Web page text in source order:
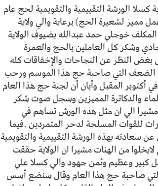
كسلا الورشة التقييمية والتقويمية لحج عام
مميز لشعيرة الحج) برعاية والي ولاية
خوجلي حمد عبدالله بضيوف الولاية
وشكر كل العاملين بالحج والعمرة
النظر عن النجاحات والإخفاقات كله
الضعف التي صاحبة حج هذا الموسم ورحب
أكتوبر المقبل وأبان أن لجنة حج هذا العام
والدكاترة المميزين وسجل صوت شكر
وجميل .مشيرا الي ان مثل هذه الورش تساهم في
للقوات المسلحة لدحر المتمردين .فيما
سعادته بهذه الورشة التقييمية والتقويمية
من الهنات مشيرا ان الولاية حققت
كبير وعظيم وثمن جهود والي كسلا علي
التي صاحبة حج هذا العام وقال سنضع أسس